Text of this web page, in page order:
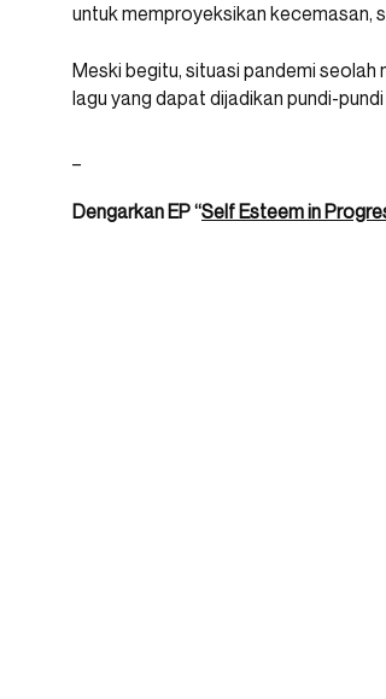
untuk memproyeksikan kecemasan,
Meski begitu, situasi pandemi
lagu yang dapat dijadikan pundi-
Dengarkan EP “Self Esteem in